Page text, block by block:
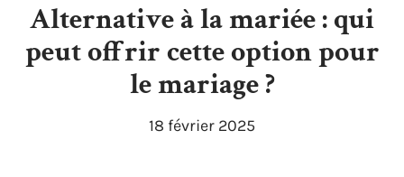
Alternative à la mariée : qui
peut offrir cette option pour
le mariage ?
18 février 2025